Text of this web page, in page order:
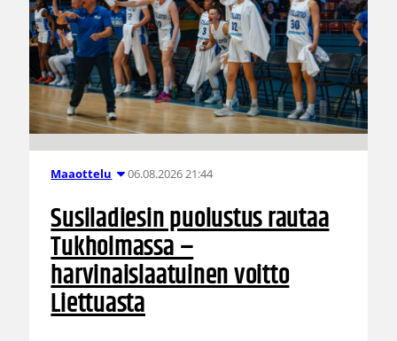
Maaottelu 06.08.2026 21:44
Susiladiesin puolustus rautaa
Tukholmassa –
harvinaislaatuinen voitto
Liettuasta